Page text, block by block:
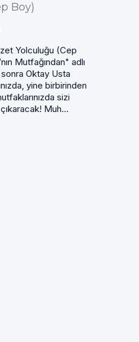
Boy)
Yolculuğu (Cep
Mutfağından" adlı
Oktay Usta
yine birbirinden
sizi
Muh...